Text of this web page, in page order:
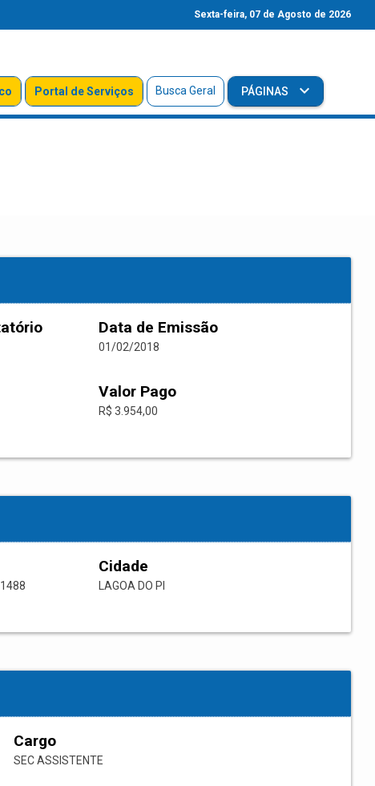
Sexta-feira, 07 de Agosto de 2026
Portal de Serviços Busca Geral PÁGINAS
Data de Emissão
01/02/2018
Valor Pago
R$ 3.954,00
Cidade
LAGOA DO PI
Cargo
SEC ASSISTENTE